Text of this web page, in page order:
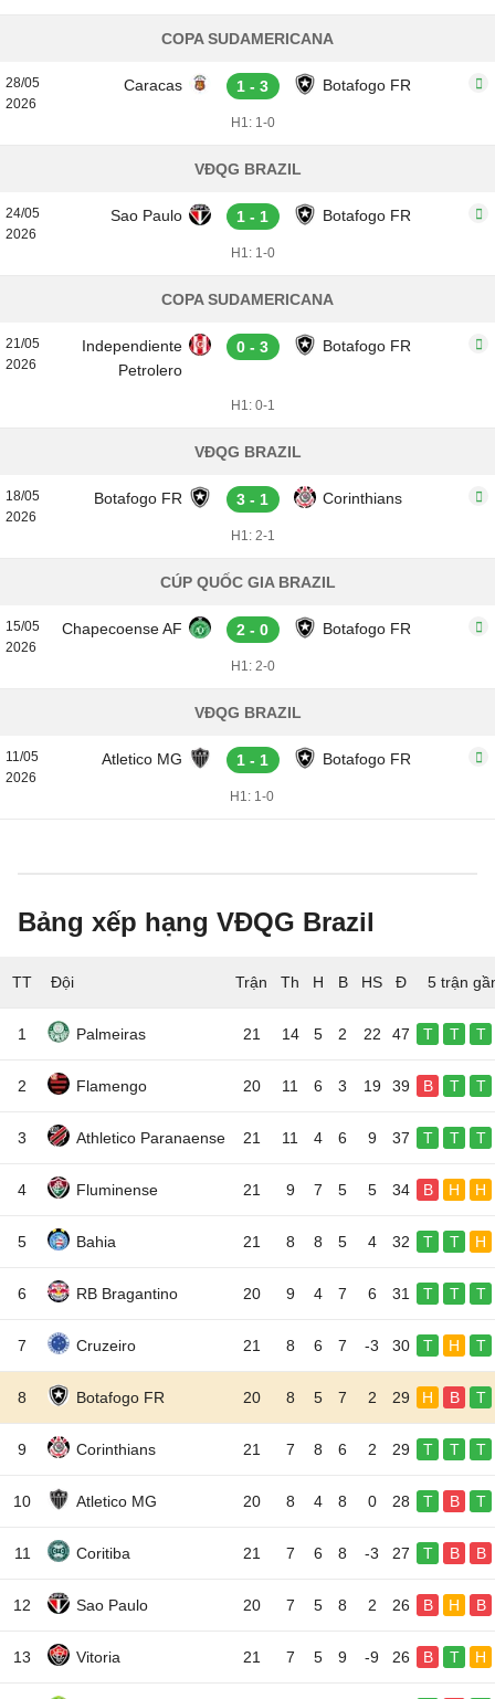
COPA SUDAMERICANA
28/05
2026
Caracas 1 - 3 Botafogo FR
H1: 1-0
VĐQG BRAZIL
24/05
2026
Sao Paulo 1 - 1 Botafogo FR
H1: 1-0
COPA SUDAMERICANA
21/05
2026
Independiente
Petrolero
0 - 3 Botafogo FR
H1: 0-1
VĐQG BRAZIL
18/05
2026
Botafogo FR 3 - 1 Corinthians
H1: 2-1
CÚP QUỐC GIA BRAZIL
15/05
2026
Chapecoense AF 2 - 0 Botafogo FR
H1: 2-0
VĐQG BRAZIL
11/05
2026
Atletico MG 1 - 1 Botafogo FR
H1: 1-0
Bảng xếp hạng VĐQG Brazil
TT Đội 5 trận
1 Palmeiras 21 14 5 2 22 47 T T T
2 Flamengo 20 11 6 3 19 39 B T T
3 Athletico Paranaense 21 11 4 6 9 37 T T T
4 Fluminense 21 9 7 5 5 34 B H H
5 Bahia 21 8 8 5 4 32 T T H
6 RB Bragantino 20 9 4 7 6 31 T T T
7 Cruzeiro 21 8 6 7 -3 30 T H T
8 Botafogo FR 20 8 5 7 2 29 H B T
9 Corinthians 21 7 8 6 2 29 T T T
10 Atletico MG 20 8 4 8 0 28 T B T
11 Coritiba 21 7 6 8 -3 27 T B B
12 Sao Paulo 20 7 5 8 2 26 B H B
13 Vitoria 21 7 5 9 -9 26 B T H